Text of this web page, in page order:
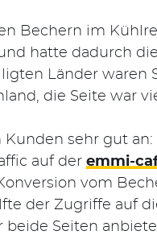
Bechern im
hatte dadurch
Länder
die Seite war
sehr gut
auf der emmi-
vom
der Zugriffe auf
beide Seiten